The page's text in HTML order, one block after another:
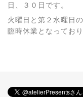
日、３０日です。
火曜日と第２水曜日
臨時休業となっており